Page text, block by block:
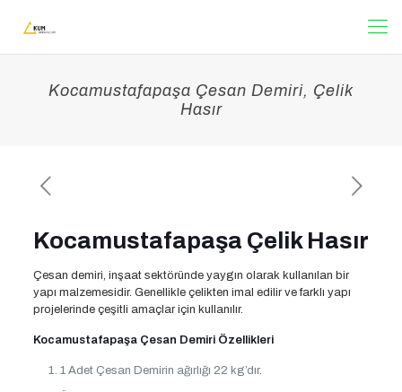
Kocamustafapaşa Çesan Demiri, Çelik
Hasır
Kocamustafapaşa Çelik Hasır
Çesan demiri, inşaat sektöründe yaygın olarak kullanılan bir
yapı malzemesidir. Genellikle çelikten imal edilir ve farklı yapı
projelerinde çeşitli amaçlar için kullanılır.
Kocamustafapaşa Çesan Demiri Özellikleri
1 Adet Çesan Demirin ağırlığı 22 kg’dır.